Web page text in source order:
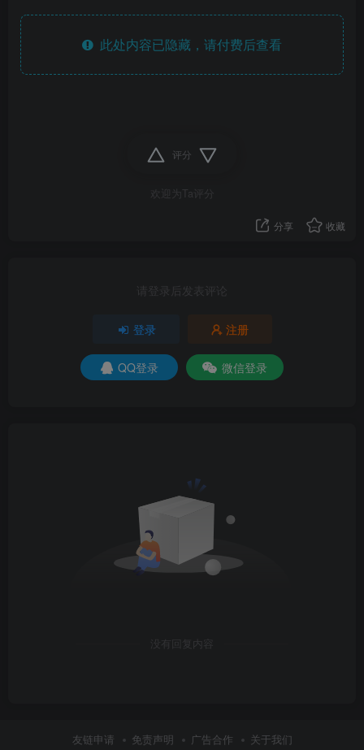
此处内容已隐藏，请付费后查看
评分
欢迎为Ta评分
分享 收藏
请登录后发表评论
登录 注册
QQ登录 微信登录
没有回复内容
友链申请 免责声明 广告合作 关于我们